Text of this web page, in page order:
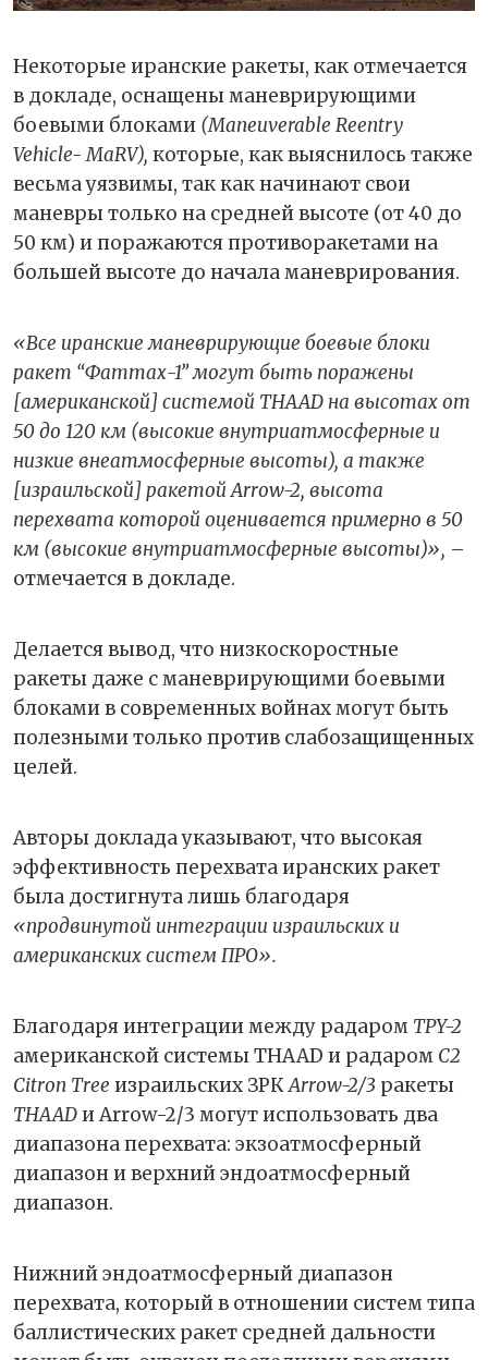
Некоторые иранские ракеты, как отмечается
в докладе, оснащены маневрирующими
боевыми блоками (Maneuverable Reentry
Vehicle- MaRV), которые, как выяснилось также
весьма уязвимы, так как начинают свои
маневры только на средней высоте (от 40 до
50 км) и поражаются противоракетами на
большей высоте до начала маневрирования.
«Все иранские маневрирующие боевые блоки
ракет “Фаттах-1” могут быть поражены
[американской] системой THAAD на высотах от
50 до 120 км (высокие внутриатмосферные и
низкие внеатмосферные высоты), а также
[израильской] ракетой Arrow-2, высота
перехвата которой оценивается примерно в 50
км (высокие внутриатмосферные высоты)», –
отмечается в докладе.
Делается вывод, что низкоскоростные
ракеты даже с маневрирующими боевыми
блоками в современных войнах могут быть
полезными только против слабозащищенных
целей.
Авторы доклада указывают, что высокая
эффективность перехвата иранских ракет
была достигнута лишь благодаря
«продвинутой интеграции израильских и
американских систем ПРО».
Благодаря интеграции между радаром TPY-2
американской системы THAAD и радаром C2
Citron Tree израильских ЗРКArrow-2/3 ракеты
THAADи Arrow-2/3 могут использовать два
диапазона перехвата: экзоатмосферный
диапазон и верхний эндоатмосферный
диапазон.
Нижний эндоатмосферный диапазон
перехвата, который в отношении систем типа
баллистических ракет средней дальности